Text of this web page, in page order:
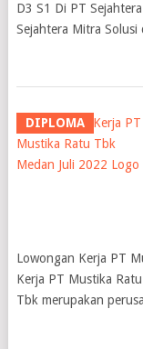
D3 S1 Di PT
Sejahtera Mitra Solusi
DIPLOMA
Lowongan Kerja PT
Kerja PT Mustika
Tbk merupakan